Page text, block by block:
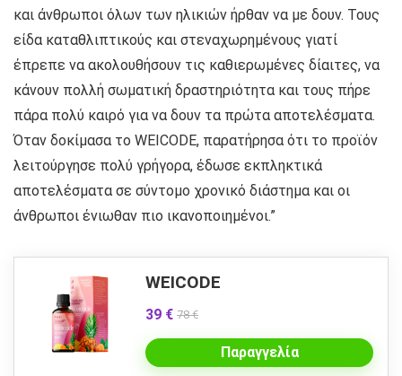
και άνθρωποι όλων των ηλικιών ήρθαν να με δουν. Τους
είδα καταθλιπτικούς και στεναχωρημένους γιατί
έπρεπε να ακολουθήσουν τις καθιερωμένες δίαιτες, να
κάνουν πολλή σωματική δραστηριότητα και τους πήρε
πάρα πολύ καιρό για να δουν τα πρώτα αποτελέσματα.
Όταν δοκίμασα το WEICODE, παρατήρησα ότι το προϊόν
λειτούργησε πολύ γρήγορα, έδωσε εκπληκτικά
αποτελέσματα σε σύντομο χρονικό διάστημα και οι
άνθρωποι ένιωθαν πιο ικανοποιημένοι.”
WEICODE
39 € 78 €
Παραγγελία